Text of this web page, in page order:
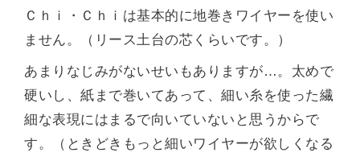
Ｃｈｉ・Ｃｈｉは基本的に地巻きワイヤーを使い
ません。（リース土台の芯くらいです。）
あまりなじみがないせいもありますが…。太めで
硬いし、紙まで巻いてあって、細い糸を使った繊
細な表現にはまるで向いていないと思うからで
す。（ときどきもっと細いワイヤーが欲しくなる